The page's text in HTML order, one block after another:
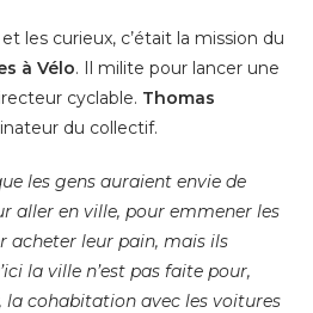
les curieux, c’était la mission du
à Vélo. Il milite pour lancer une
cyclable. Thomas
du collectif.
les gens auraient envie de
aller en ville, pour emmener les
acheter leur pain, mais ils
la ville n’est pas faite pour,
la cohabitation avec les voitures